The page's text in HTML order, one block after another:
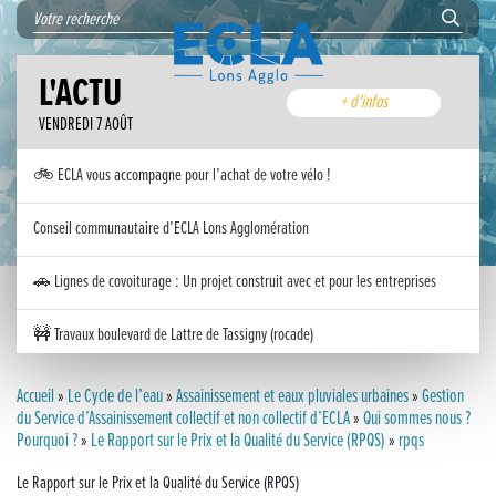
L'ACTU
VENDREDI 7 AOÛT
+ d'infos
🚲 ECLA vous accompagne pour l’achat de votre vélo !
Conseil communautaire d’ECLA Lons Agglomération
🚗 Lignes de covoiturage : Un projet construit avec et pour les entreprises
🚧 Travaux boulevard de Lattre de Tassigny (rocade)
Inauguration nouvelle station d’épuration (STEP) de Trenal
Festival des solutions écologiques 2026
Accueil» Le Cycle de l’eau»Assainissement et eaux pluviales urbaines»Gestion
du Service d’Assainissement collectif et non collectif d’ECLA»Qui sommes nous ?
Pourquoi ?» Le Rapport sur le Prix et la Qualité du Service (RPQS)» rpqs
Le Rapport sur le Prix et la Qualité du Service (RPQS)